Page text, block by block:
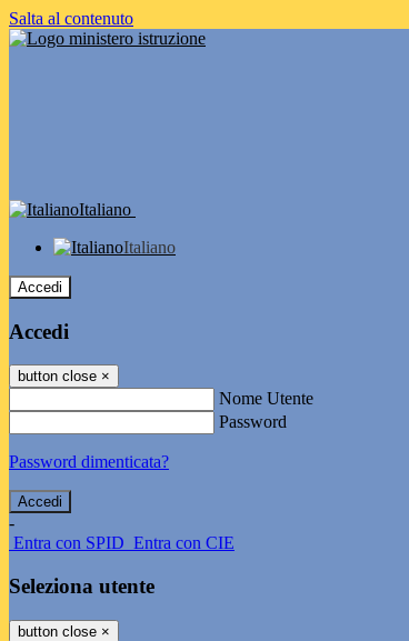
Salta al contenuto
Italiano
Italiano
Accedi
Accedi
button close ×
Nome Utente
Password
Password dimenticata?
-
Entra con SPID Entra con CIE
Seleziona utente
button close ×